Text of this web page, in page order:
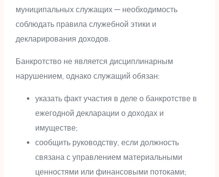
муниципальных служащих — необходимость
соблюдать правила служебной этики и
декларирования доходов.
Банкротство не является дисциплинарным
нарушением, однако служащий обязан:
указать факт участия в деле о банкротстве в
ежегодной декларации о доходах и
имуществе;
сообщить руководству, если должность
связана с управлением материальными
ценностями или финансовыми потоками;